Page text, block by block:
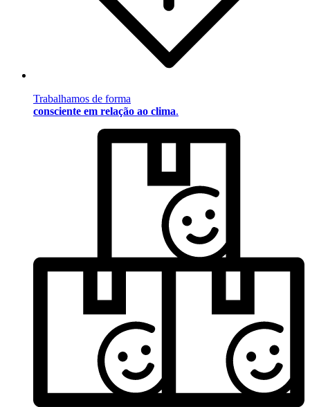
Trabalhamos de forma
consciente em relação ao clima.